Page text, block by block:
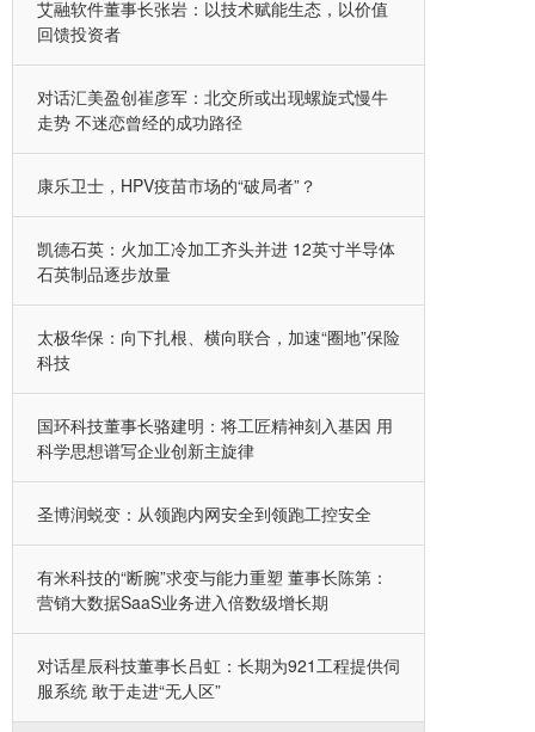
艾融软件董事长张岩：以技术赋能生态，以价值
回馈投资者
对话汇美盈创崔彦军：北交所或出现螺旋式慢牛
走势 不迷恋曾经的成功路径
康乐卫士，HPV疫苗市场的“破局者”？
凯德石英：火加工冷加工齐头并进 12英寸半导体
石英制品逐步放量
太极华保：向下扎根、横向联合，加速“圈地”保险
科技
国环科技董事长骆建明：将工匠精神刻入基因 用
科学思想谱写企业创新主旋律
圣博润蜕变：从领跑内网安全到领跑工控安全
有米科技的“断腕”求变与能力重塑 董事长陈第：
营销大数据SaaS业务进入倍数级增长期
对话星辰科技董事长吕虹：长期为921工程提供伺
服系统 敢于走进“无人区”